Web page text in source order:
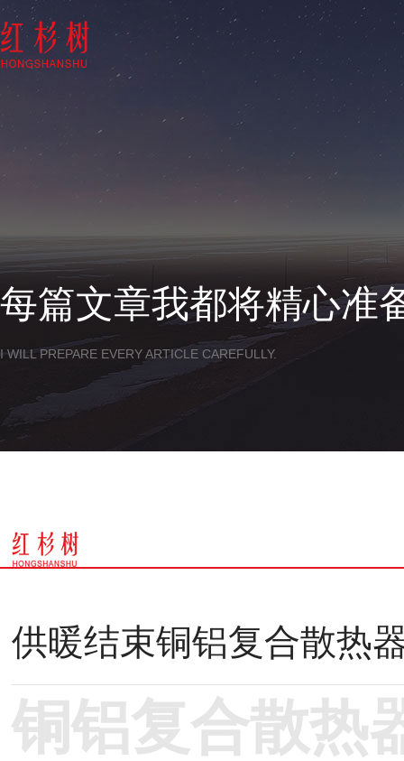
每篇文章我都将精心准
I WILL PREPARE EVERY ARTICLE CAREFULLY.
供暖结束铜铝复合散热
铜铝复合散热